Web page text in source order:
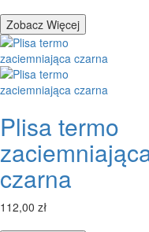
Zobacz Więcej
Plisa termo
czarna
112,00 zł